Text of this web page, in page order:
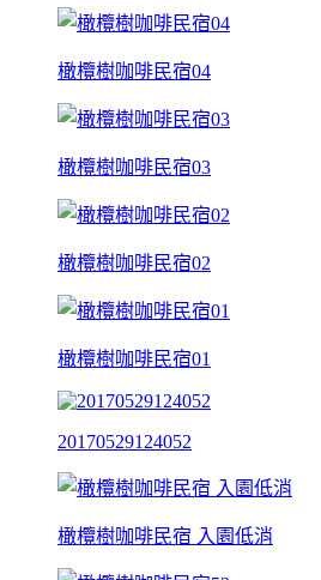
橄欖樹咖啡民宿04
橄欖樹咖啡民宿03
橄欖樹咖啡民宿02
橄欖樹咖啡民宿01
20170529124052
橄欖樹咖啡民宿 入園低消